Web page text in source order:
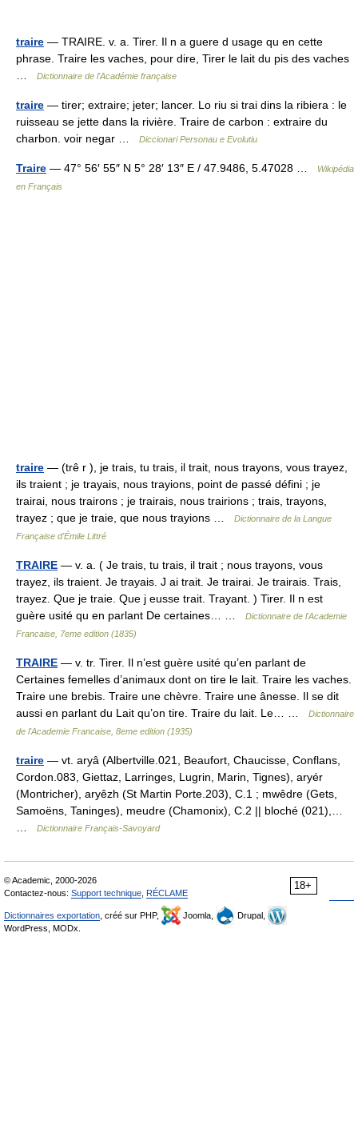
traire — TRAIRE. v. a. Tirer. Il n a guere d usage qu en cette
phrase. Traire les vaches, pour dire, Tirer le lait du pis des vaches
Dictionnaire de l'Académie française
traire — tirer; extraire; jeter; lancer. Lo riu si trai dins la ribiera : le
ruisseau se jette dans la rivière. Traire de carbon : extraire du
charbon. voir negar …
Diccionari Personau e Evolutiu
Traire — 47° 56′ 55″ N 5° 28′ 13″ E / 47.9486, 5.47028 …
Wikipédia
en Français
traire — (trê r ), je trais, tu trais, il trait, nous trayons, vous trayez,
ils traient ; je trayais, nous trayions, point de passé défini ; je
trairai, nous trairons ; je trairais, nous trairions ; trais, trayons,
trayez ; que je traie, que nous trayions …
Dictionnaire de la Langue
Française d'Émile Littré
TRAIRE — v. a. ( Je trais, tu trais, il trait ; nous trayons, vous
trayez, ils traient. Je trayais. J ai trait. Je trairai. Je trairais. Trais,
trayez. Que je traie. Que j eusse trait. Trayant. ) Tirer. Il n est
guère usité qu en parlant De certaines… …
Dictionnaire de l'Academie
Francaise, 7eme edition (1835)
TRAIRE — v. tr. Tirer. Il n’est guère usité qu’en parlant de
Certaines femelles d’animaux dont on tire le lait. Traire les vaches.
Traire une brebis. Traire une chèvre. Traire une ânesse. Il se dit
aussi en parlant du Lait qu’on tire. Traire du lait. Le… …
Dictionnaire
de l'Academie Francaise, 8eme edition (1935)
traire — vt. aryâ (Albertville.021, Beaufort, Chaucisse, Conflans,
Cordon.083, Giettaz, Larringes, Lugrin, Marin, Tignes), aryér
(Montricher), aryêzh (St Martin Porte.203), C.1 ; mwêdre (Gets,
Samoëns, Taninges), meudre (Chamonix), C.2 || bloché (021),…
Dictionnaire Français-Savoyard
18+
© Academic, 2000-2026
Contactez-nous: Support technique RÉCLAME
Dictionnaires exportation , créé sur PHP, Joomla,
Drupal,
WordPress, MODx.